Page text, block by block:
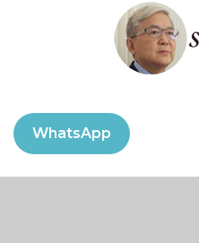
WhatsApp